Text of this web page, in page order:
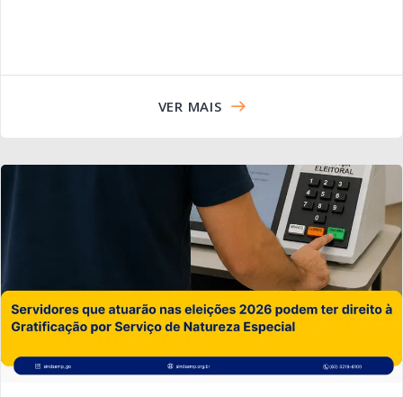
VER MAIS